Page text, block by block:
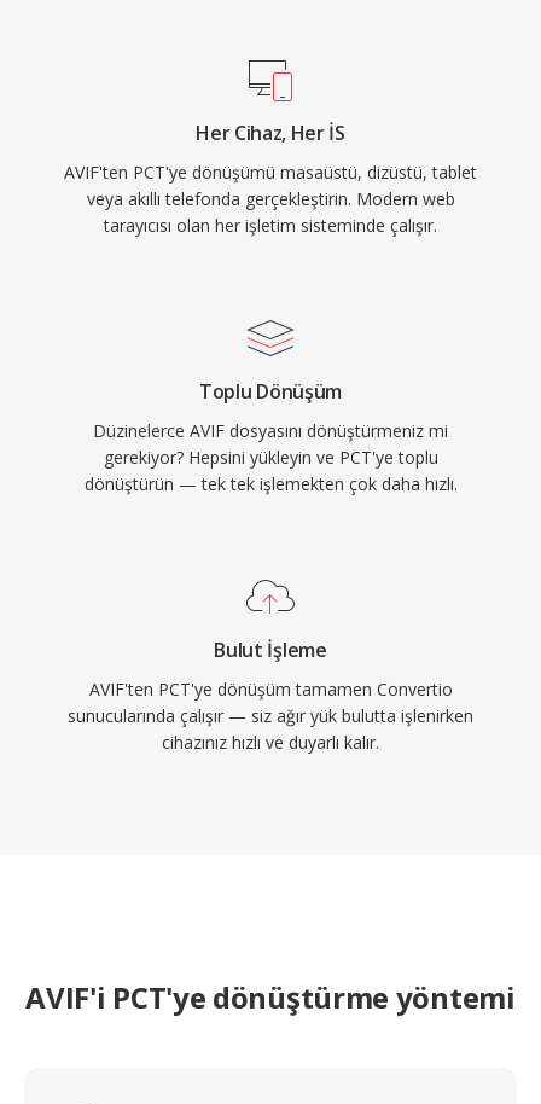
Her Cihaz, Her İS
AVIF'ten PCT'ye dönüşümü masaüstü, dizüstü, tablet
veya akıllı telefonda gerçekleştirin. Modern web
tarayıcısı olan her işletim sisteminde çalışır.
Toplu Dönüşüm
Düzinelerce AVIF dosyasını dönüştürmeniz mi
gerekiyor? Hepsini yükleyin ve PCT'ye toplu
dönüştürün — tek tek işlemekten çok daha hızlı.
Bulut İşleme
AVIF'ten PCT'ye dönüşüm tamamen Convertio
sunucularında çalışır — siz ağır yük bulutta işlenirken
cihazınız hızlı ve duyarlı kalır.
AVIF'i PCT'ye dönüştürme yöntemi